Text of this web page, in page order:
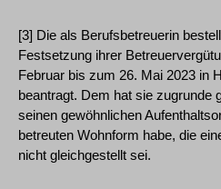
[3] Die als Berufsbetreuerin
Festsetzung ihrer
Februar bis zum 26. Mai 2023 in
beantragt. Dem hat sie zugrunde
seinen gewöhnlichen
betreuten Wohnform habe, die
nicht gleichgestellt sei.